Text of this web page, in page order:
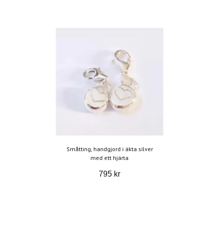
Småtting, handgjord i äkta silver
med ett hjärta
795 kr